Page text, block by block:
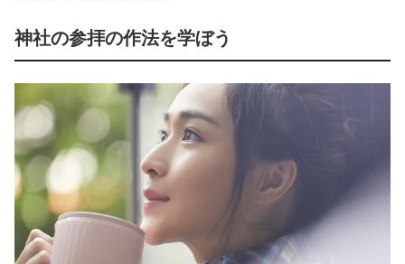
神社の参拝の作法を学ぼう